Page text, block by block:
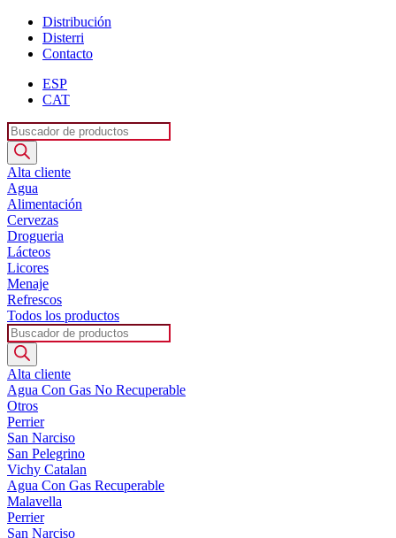
Distribución
Disterri
Contacto
ESP
CAT
Búsqueda
de
productos
Alta cliente
Agua
Alimentación
Cervezas
Drogueria
Lácteos
Licores
Menaje
Refrescos
Todos los productos
Búsqueda
de
productos
Alta cliente
Agua Con Gas No Recuperable
Otros
Perrier
San Narciso
San Pelegrino
Vichy Catalan
Agua Con Gas Recuperable
Malavella
Perrier
San Narciso